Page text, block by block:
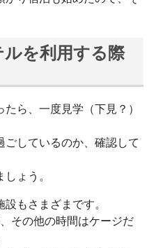
を利用する際
ら、一度見学（下見？）
しているのか、確認して
ょう。
もさまざまです。
その他の時間はケージだ